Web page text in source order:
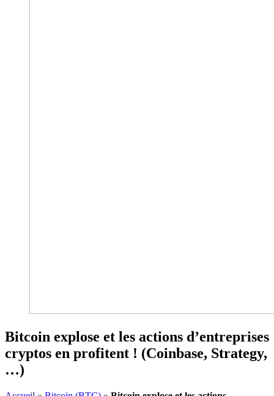
Bitcoin explose et les actions d’entreprises
cryptos en profitent ! (Coinbase, Strategy,
…)